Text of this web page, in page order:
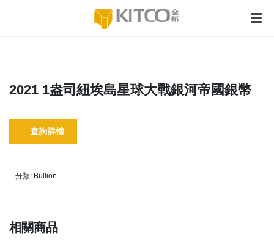
2021 1盎司紐埃島星球大戰銀河帝國銀幣
查詢詳情
分類: Bullion
相關商品